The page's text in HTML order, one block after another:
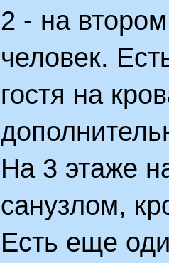
2 - на
человек.
гостя на
На 3 этаже
санузлом,
Есть еще